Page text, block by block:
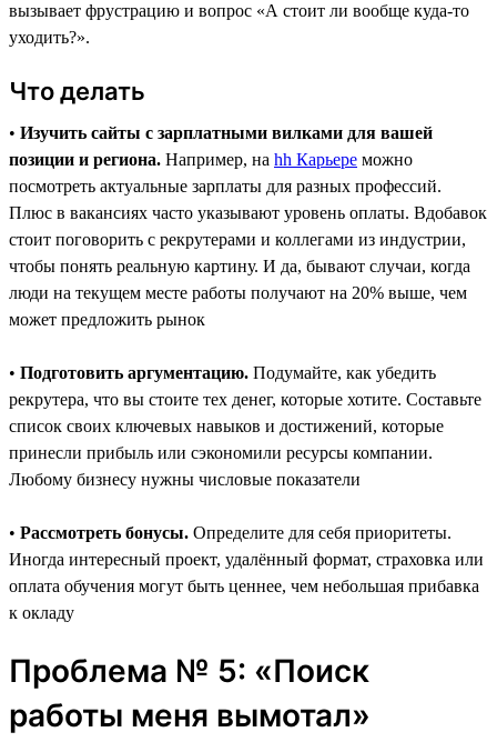
вызывает фрустрацию и вопрос «А стоит ли вообще куда-то
уходить?».
Что делать
• Изучить сайты с зарплатными вилками для вашей
позиции и региона. Например, на hh Карьере можно
посмотреть актуальные зарплаты для разных профессий.
Плюс в вакансиях часто указывают уровень оплаты. Вдобавок
стоит поговорить с рекрутерами и коллегами из индустрии,
чтобы понять реальную картину. И да, бывают случаи, когда
люди на текущем месте работы получают на 20% выше, чем
может предложить рынок
• Подготовить аргументацию. Подумайте, как убедить
рекрутера, что вы стоите тех денег, которые хотите. Составьте
список своих ключевых навыков и достижений, которые
принесли прибыль или сэкономили ресурсы компании.
Любому бизнесу нужны числовые показатели
• Рассмотреть бонусы. Определите для себя приоритеты.
Иногда интересный проект, удалённый формат, страховка или
оплата обучения могут быть ценнее, чем небольшая прибавка
к окладу
Проблема № 5: «Поиск
работы меня вымотал»